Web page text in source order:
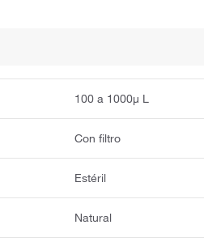
100 a 1000μ L
Con filtro
Estéril
Natural